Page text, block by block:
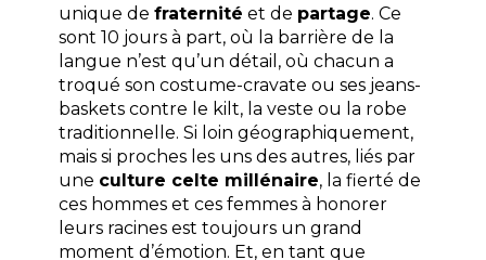
unique de fraternité et de partage. Ce
sont 10 jours à part, où la barrière de la
langue n’est qu’un détail, où chacun a
troqué son costume-cravate ou ses jeans-
baskets contre le kilt, la veste ou la robe
traditionnelle. Si loin géographiquement,
mais si proches les uns des autres, liés par
une culture celte millénaire, la fierté de
ces hommes et ces femmes à honorer
leurs racines est toujours un grand
moment d’émotion. Et, en tant que